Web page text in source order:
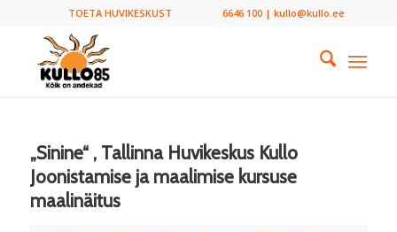
TOETA HUVIKESKUST 6646 100 | kullo@kullo.ee
„Sinine“ , Tallinna Huvikeskus Kullo
Joonistamise ja maalimise kursuse
maalinäitus